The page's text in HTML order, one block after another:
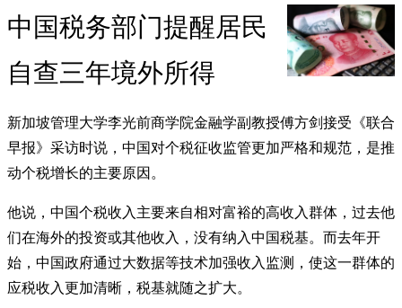
中国税务部门提醒居民
自查三年境外所得
新加坡管理大学李光前商学院金融学副教授傅方剑接受《联合
早报》采访时说，中国对个税征收监管更加严格和规范，是推
动个税增长的主要原因。
他说，中国个税收入主要来自相对富裕的高收入群体，过去他
们在海外的投资或其他收入，没有纳入中国税基。而去年开
始，中国政府通过大数据等技术加强收入监测，使这一群体的
应税收入更加清晰，税基就随之扩大。